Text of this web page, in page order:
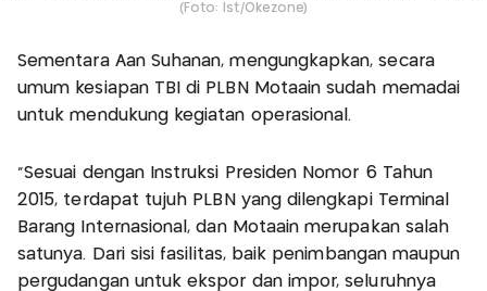
(Foto: Ist/Okezone)
Sementara Aan Suhanan, mengungkapkan, secara
umum kesiapan TBI di PLBN Motaain sudah memadai
untuk mendukung kegiatan operasional.
“Sesuai dengan Instruksi Presiden Nomor 6 Tahun
2015, terdapat tujuh PLBN yang dilengkapi Terminal
Barang Internasional, dan Motaain merupakan salah
satunya. Dari sisi fasilitas, baik penimbangan maupun
pergudangan untuk ekspor dan impor, seluruhnya